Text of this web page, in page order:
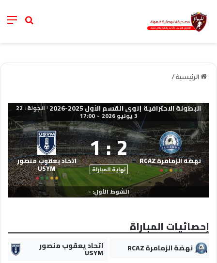
خانة
الرئيسية /
البطولة الاحترافية إنوي القسم الأول 2025-2026 | الجولة : 22
3 يونيو 2026 -
17:00
نهضة الزمامرة RCAZ 2
:
1
نهاية المباراة
اتحاد يعقوب منصور
USYM
الشوط الأول: -
إحصائيات المباراة
نهضة الزمامرة RCAZ اتحاد يعقوب منصور
USYM